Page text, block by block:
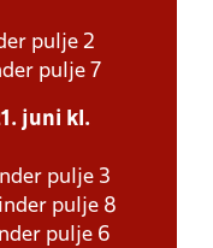
pulje 2
pulje 7
juni kl.
pulje 3
pulje 8
pulje 6